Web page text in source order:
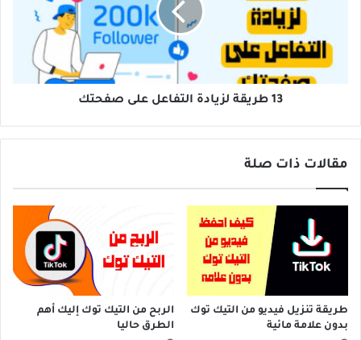
13 طريقة لزيادة التفاعل على صفحتك
مقالات ذات صلة
طريقة تنزيل فيديو من التيك توك
بدون علامة مائية
الربح من التيك توك إليك أهم
الطرق حاليا